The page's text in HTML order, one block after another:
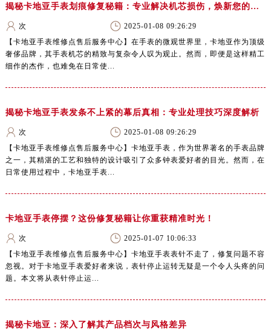
揭秘卡地亚手表划痕修复秘籍：专业解决机芯损伤，焕新您的爱表
次
2025-01-08 09:26:29
【卡地亚手表维修点售后服务中心】在手表的微观世界里，卡地亚作为顶级
奢侈品牌，其手表机芯的精致与复杂令人叹为观止。然而，即便是这样精工
细作的杰作，也难免在日常使...
揭秘卡地亚手表发条不上紧的幕后真相：专业处理技巧深度解析
次
2025-01-08 09:26:29
【卡地亚手表维修点售后服务中心】卡地亚手表，作为世界著名的手表品牌
之一，其精湛的工艺和独特的设计吸引了众多钟表爱好者的目光。然而，在
日常使用过程中，卡地亚手表...
卡地亚手表停摆？这份修复秘籍让你重获精准时光！
次
2025-01-07 10:06:33
【卡地亚手表维修点售后服务中心】卡地亚手表表针不走了，修复问题不容
忽视。对于卡地亚手表爱好者来说，表针停止运转无疑是一个令人头疼的问
题。本文将从表针停止运...
揭秘卡地亚：深入了解其产品档次与风格差异